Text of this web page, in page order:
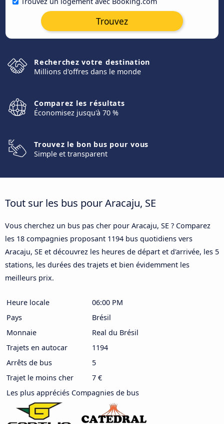
Trouvez
Recherchez votre destination
Millions d'offres dans le monde
Comparez les résultats
Économisez jusqu'à 70 %
Trouvez le bon bus pour vous
Simple et transparent
Tout sur les bus pour Aracaju, SE
Vous cherchez un bus pas cher pour Aracaju, SE ? Comparez
les 18 compagnies proposant 1194 bus quotidiens vers
Aracaju, SE et découvrez les heures de départ et d'arrivée, les 5
stations, les durées des trajets et bien évidemment les
meilleurs prix.
Heure locale
06:00 PM
Pays
Brésil
Monnaie
Real du Brésil
Trajets en autocar
1194
Arrêts de bus
5
Trajet le moins cher
7 €
Les plus appréciés Compagnies de bus